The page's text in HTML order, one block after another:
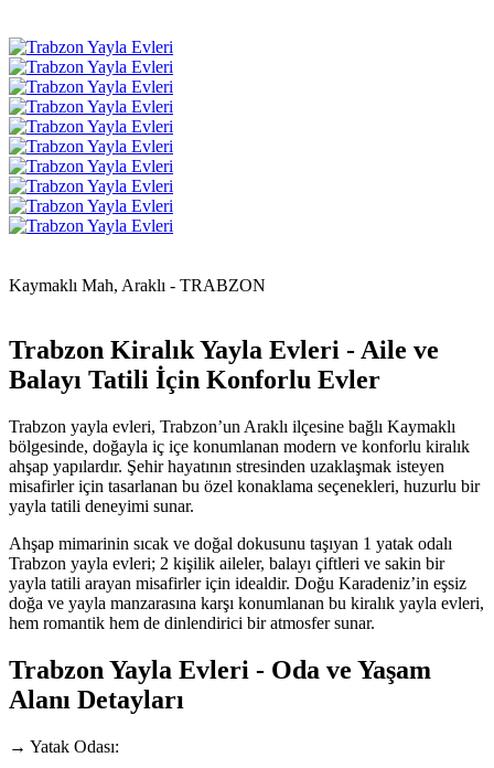
Kaymaklı Mah, Araklı - TRABZON
Trabzon Kiralık Yayla Evleri - Aile ve
Balayı Tatili İçin Konforlu Evler
Trabzon yayla evleri, Trabzon’un Araklı ilçesine bağlı Kaymaklı
bölgesinde, doğayla iç içe konumlanan modern ve konforlu kiralık
ahşap yapılardır. Şehir hayatının stresinden uzaklaşmak isteyen
misafirler için tasarlanan bu özel konaklama seçenekleri, huzurlu bir
yayla tatili deneyimi sunar.
Ahşap mimarinin sıcak ve doğal dokusunu taşıyan 1 yatak odalı
Trabzon yayla evleri; 2 kişilik aileler, balayı çiftleri ve sakin bir
yayla tatili arayan misafirler için idealdir. Doğu Karadeniz’in eşsiz
doğa ve yayla manzarasına karşı konumlanan bu kiralık yayla evleri,
hem romantik hem de dinlendirici bir atmosfer sunar.
Trabzon Yayla Evleri - Oda ve Yaşam
Alanı Detayları
→ Yatak Odası: